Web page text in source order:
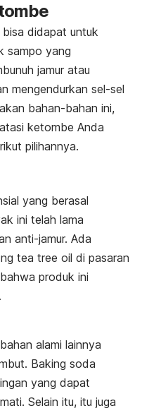
didapat untuk
sampo yang
jamur atau
mengendurkan sel-sel
bahan-bahan ini,
ketombe Anda
pilihannya.
yang berasal
ini telah lama
anti-jamur. Ada
tea tree oil di pasaran
produk ini
alami lainnya
Baking soda
yang dapat
Selain itu, itu juga